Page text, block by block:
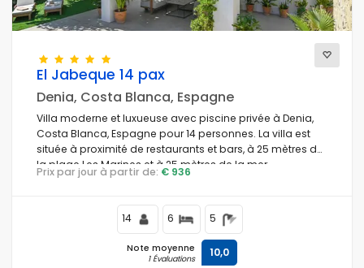
Confort
Prestations de service
Vues
Catégories supplémentaires
(406)
El Jabeque 14 pax
Denia, Costa Blanca, Espagne
Villa moderne et luxueuse avec piscine privée à Denia,
Costa Blanca, Espagne pour 14 personnes. La villa est
située à proximité de restaurants et bars, à 25 mètres de
la plage Les Marines et à 25 mètres de la mer
Méditerranée.
Prix par jour à partir de: € 936
14 6 5
Note moyenne
1 Évaluations 10,0